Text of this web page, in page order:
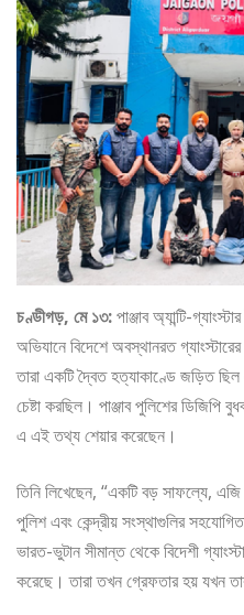
চণ্ডীগড়, মে ১৩:পাঞ্জাব অ্যান্টি-
অভিযানে বিদেশে অবস্থানরত
তারা একটি দ্বৈত হত্যাকাণ্ডে জড়িত ছিল
চেষ্টা করছিল। পাঞ্জাব পুলিশের ডিজিপি
এ এই তথ্য শেয়ার করেছেন।
তিনি লিখেছেন, “একটি বড় সাফল্যে, এজি
পুলিশ এবং কেন্দ্রীয় সংস্থাগুলির
ভারত-ভুটান সীমান্ত থেকে বিদেশী
করেছে। তারা তখন গ্রেফতার হয় যখন